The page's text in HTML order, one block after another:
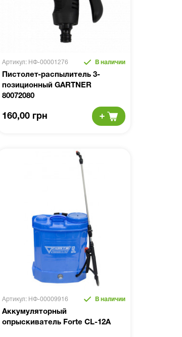
Артикул: НФ-00001276 В наличии
Пистолет-распылитель 3-
позиционный GARTNER
80072080
160,00 грн
Артикул: НФ-00009916 В наличии
Аккумуляторный
опрыскиватель Forte CL-12A